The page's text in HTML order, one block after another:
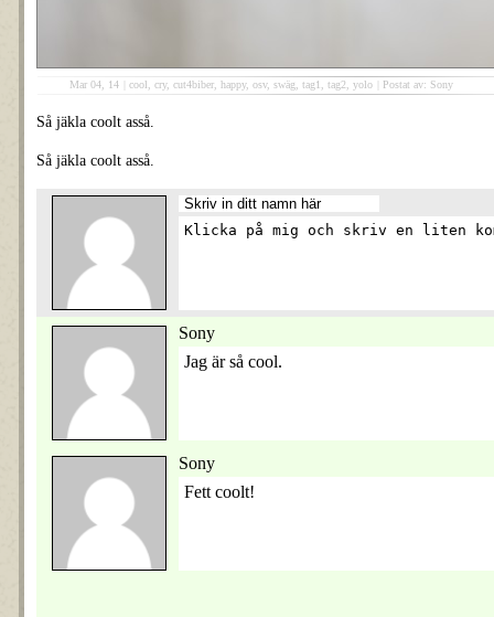
Mar 04, 14 cool cry, cut4biber happy, osv, swäg tag1 tag2 yolo Postat av: Sony
Så jäkla coolt asså.
Så jäkla coolt asså.
Sony
Jag är så cool.
Sony
Fett coolt!